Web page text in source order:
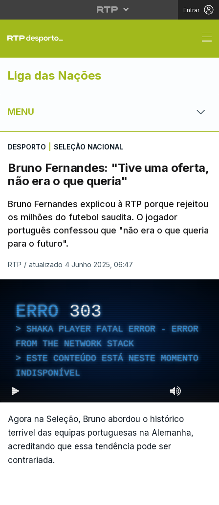
Entrar
Bruno Fernandes:
Liga das Nações
MENU
DESPORTO SELEÇÃO NACIONAL
Bruno Fernandes: "Tive uma oferta,
não era o que queria"
Bruno Fernandes explicou à RTP porque rejeitou
os milhões do futebol saudita. O jogador
português confessou que "não era o que queria
para o futuro".
RTP / atualizado 4 Junho 2025, 06:47
ERRO 303
SHAKA PLAYER FATAL ERROR - ERROR
FROM THE NETWORK STACK
ESTE CONTEÚDO ESTÁ NESTE MOMENTO
INDISPONÍVEL
Agora na Seleção, Bruno abordou o histórico
terrível das equipas portuguesas na Alemanha,
acreditando que essa tendência pode ser
contrariada.